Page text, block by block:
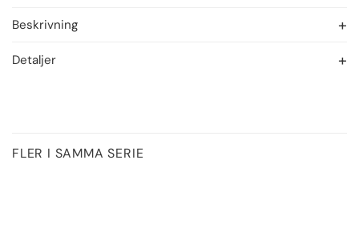
Beskrivning
Detaljer
FLER I SAMMA SERIE